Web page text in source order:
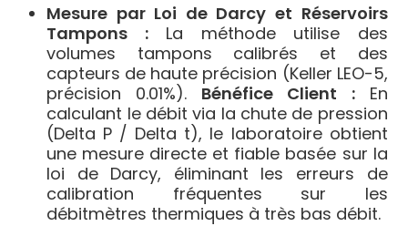
Mesure par Loi de Darcy et Réservoirs
Tampons :La méthode utilise des
volumes tampons calibrés et des
capteurs de haute précision (Keller LEO-5,
précision 0.01%). Bénéfice Client :En
calculant le débit via la chute de pression
(Delta P / Delta t), le laboratoire obtient
une mesure directe et fiable basée sur la
loi de Darcy, éliminant les erreurs de
calibration fréquentes sur les
débitmètres thermiques à très bas débit.